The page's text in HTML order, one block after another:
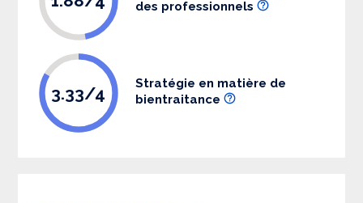
des professionnels
3.33/4
Stratégie en matière de
bientraitance